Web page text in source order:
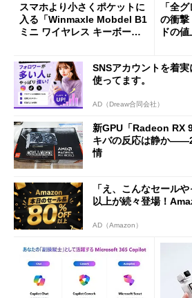
スマホより小さくポケットに
入る「Winmaxle Mobdel B1
ミニ ワイヤレス キーボー
「全
の衝
ドの
SNSアカウントを着
使ってます。
AD（Dreaw合同会社）
新GPU「Radeon RX
キバの反応は静か
情
「え、こんなセール
以上が続々登場！
AD（Amazon）